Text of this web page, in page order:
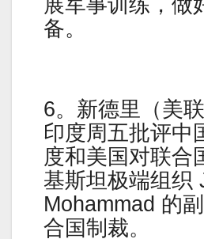
展军事训练，做
备。
6。新德里（美
印度周五批评中
度和美国对联合
基斯坦极端组织
Mohammad 的
合国制裁。